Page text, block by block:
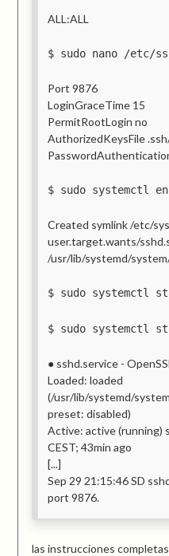
ALL:ALL
sudo nano /etc/
Port 9876
LoginGraceTime 15
PermitRootLogin no
AuthorizedKeysFile
sudo systemctl
Created symlink /etc/
user.target.wants/
/usr/lib/systemd/
sudo systemctl
sudo systemctl
● sshd.service -
Loaded: loaded
(/usr/lib/systemd/
preset: disabled)
Active: active (running)
CEST; 43min ago
[...]
Sep 29 21:15:46 SD
port 9876.
las instrucciones